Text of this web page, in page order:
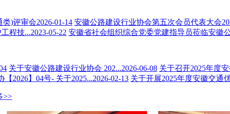
类)评审会2026-01-14 安徽公路建设行业协会第五次会员代表大会
程技...2023-05-22 安徽省社会组织综合党委党建指导员莅临安徽
关于安徽公路建设行业协会 202...2026-06-08 关于召开2025年度
【2026】04号- 关于2025...2026-02-13 关于开展2025年度安徽交通
>>